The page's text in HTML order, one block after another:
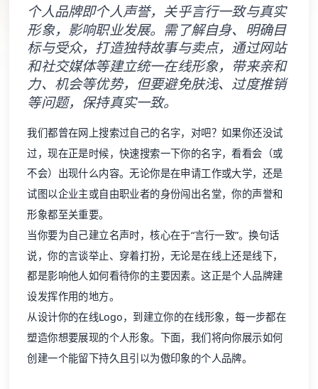
个人品牌即个人声誉，关乎言行一致与真实
形象，影响职业发展。需了解自身、明确目
标与受众，打造独特故事与卖点，通过网站
和社交媒体等建立统一在线形象，带来亲和
力、机会等优势，但要避免肤浅、过度推销
等问题，保持真实一致。
我们都曾在网上搜索过自己的名字，对吧？如果你还没试
过，现在正是时候，快速搜索一下你的名字，看看会（或
不会）出现什么内容。无论你是在申请工作或大学，还是
试图以企业主或自由职业者的身份闯出名堂，你的声誉和
形象都至关重要。
当你要为自己建立名声时，核心在于“言行一致”。换句话
说，你的言谈举止、穿着打扮，无论是在线上还是线下，
都是影响他人如何看待你的主要因素。这正是个人品牌建
设发挥作用的地方。
从设计你的在线Logo，到建立你的在线形象，每一步都在
塑造你想要展现的个人形象。下面，我们将向你展示如何
创建一个能留下持久且引以为傲印象的个人品牌。